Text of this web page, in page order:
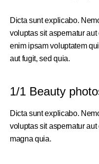
Dicta sunt explicabo.
voluptas sit aspernatur
enim ipsam voluptatem
aut fugit, sed quia.
1/1 Beauty
Dicta sunt explicabo.
voluptas sit aspernatur
magna quia.